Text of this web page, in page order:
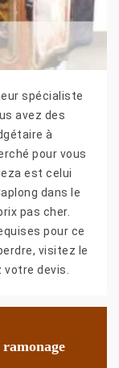
spécialiste
avez des
à
pour vous
est celui
dans le
pas cher.
pour ce
visitez le
devis.